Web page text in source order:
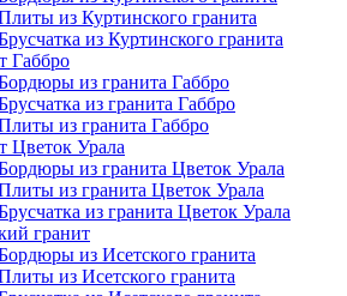
из Куртинского гранита
из Куртинского гранита
Габбро
из гранита Габбро
из гранита Габбро
из гранита Габбро
Цветок Урала
из гранита Цветок Урала
из гранита Цветок Урала
из гранита Цветок Урала
гранит
из Исетского гранита
из Исетского гранита